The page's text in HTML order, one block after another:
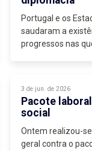
Portugal e os
saudaram a
progressos nas
Negócios
3 de jun. de 2026
Pacote
social
Ontem realizou-
geral contra o